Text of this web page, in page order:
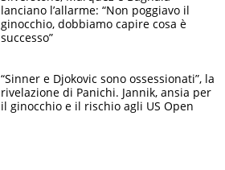
lanciano l’allarme: “Non poggiavo il
ginocchio, dobbiamo capire cosa è
successo”
“Sinner e Djokovic sono ossessionati”, la
rivelazione di Panichi. Jannik, ansia per
il ginocchio e il rischio agli US Open